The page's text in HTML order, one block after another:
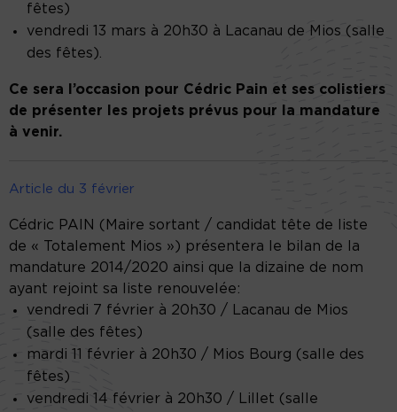
fêtes)
vendredi 13 mars à 20h30 à Lacanau de Mios (salle
des fêtes).
Ce sera l’occasion pour Cédric Pain et ses colistiers
de présenter les projets prévus pour la mandature
à venir.
Article du 3 février
Cédric PAIN (Maire sortant / candidat tête de liste
de « Totalement Mios ») présentera le bilan de la
mandature 2014/2020 ainsi que la dizaine de nom
ayant rejoint sa liste renouvelée:
vendredi 7 février à 20h30 / Lacanau de Mios
(salle des fêtes)
mardi 11 février à 20h30 / Mios Bourg (salle des
fêtes)
vendredi 14 février à 20h30 / Lillet (salle